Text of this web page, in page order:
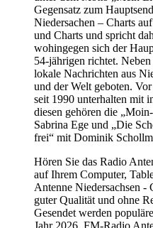
Gegensatz zum
Niedersachen – Charts
und Charts und spricht
wohingegen sich der
54-jährigen richtet.
lokale Nachrichten aus
und der Welt geboten.
seit 1990 unterhalten mit
diesen gehören die
Sabrina Ege und „Die
frei“ mit Dominik
Hören Sie das Radio
auf Ihrem Computer,
Antenne Niedersachsen -
guter Qualität und ohne
Gesendet werden
Jahr 2026. FM-Radio